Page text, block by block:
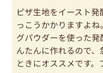
ピザ生地をイースト
っこうかかりますよ
グパウダーを使った
んたんに作れるので
ときにオススメです